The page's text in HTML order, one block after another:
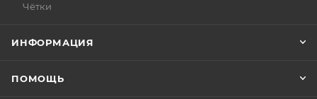
Чётки
ИНФОРМАЦИЯ
ПОМОЩЬ